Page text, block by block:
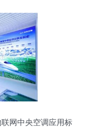
网中央空调应用标